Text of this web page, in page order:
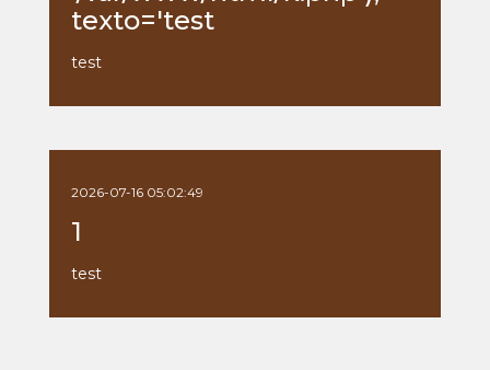
texto='test
test
2026-07-16 05:02:49
1
test